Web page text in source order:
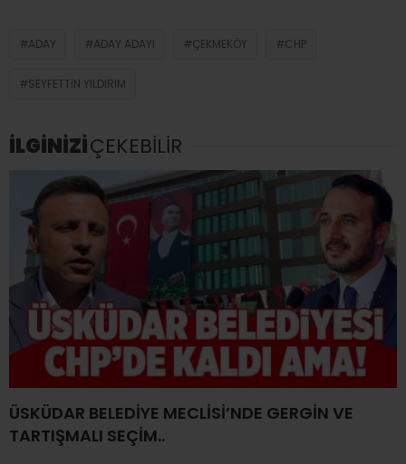
ADAY ADAY ADAYI ÇEKMEKÖY CHP
SEYFETTIN YILDIRIM
İLGİNİZİÇEKEBİLİR
ÜSKÜDAR BELEDİYE MECLİSİ’NDE GERGİN VE
TARTIŞMALI SEÇİM..